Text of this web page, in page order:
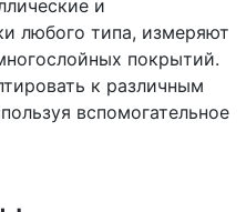
и
любого типа, измеряют
покрытий.
к различным
вспомогательное